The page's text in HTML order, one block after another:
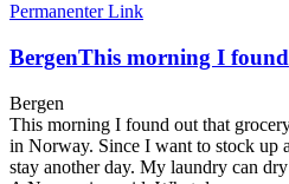
Permanenter Link
BergenThis morning I found
Bergen
This morning I found out that
in Norway. Since I want to stock up
stay another day. My laundry can